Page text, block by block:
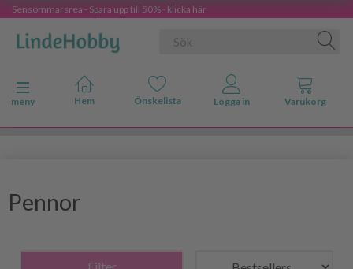
Sensommarsrea - Spara upp till 50% - klicka här
Ändra navigering
meny
Pennor